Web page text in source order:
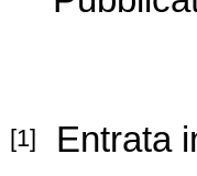
[1] Entrata